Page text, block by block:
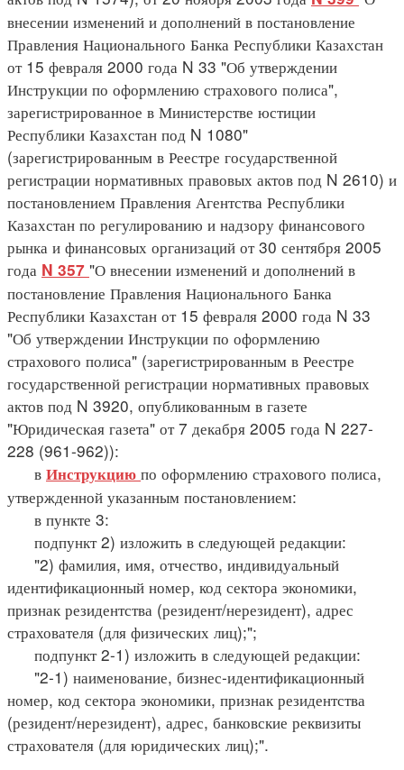
внесении изменений и дополнений в постановление
Правления Национального Банка Республики Казахстан
от 15 февраля 2000 года N 33 "Об утверждении
Инструкции по оформлению страхового полиса",
зарегистрированное в Министерстве юстиции
Республики Казахстан под N 1080"
(зарегистрированным в Реестре государственной
регистрации нормативных правовых актов под N 2610) и
постановлением Правления Агентства Республики
Казахстан по регулированию и надзору финансового
рынка и финансовых организаций от 30 сентября 2005
года N 357 "О внесении изменений и дополнений в
постановление Правления Национального Банка
Республики Казахстан от 15 февраля 2000 года N 33
"Об утверждении Инструкции по оформлению
страхового полиса" (зарегистрированным в Реестре
государственной регистрации нормативных правовых
актов под N 3920, опубликованным в газете
"Юридическая газета" от 7 декабря 2005 года N 227-
228 (961-962)):
в Инструкцию по оформлению страхового полиса,
утвержденной указанным постановлением:
в пункте 3:
подпункт 2) изложить в следующей редакции:
"2) фамилия, имя, отчество, индивидуальный
идентификационный номер, код сектора экономики,
признак резидентства (резидент/нерезидент), адрес
страхователя (для физических лиц);";
подпункт 2-1) изложить в следующей редакции:
"2-1) наименование, бизнес-идентификационный
номер, код сектора экономики, признак резидентства
(резидент/нерезидент), адрес, банковские реквизиты
страхователя (для юридических лиц);".